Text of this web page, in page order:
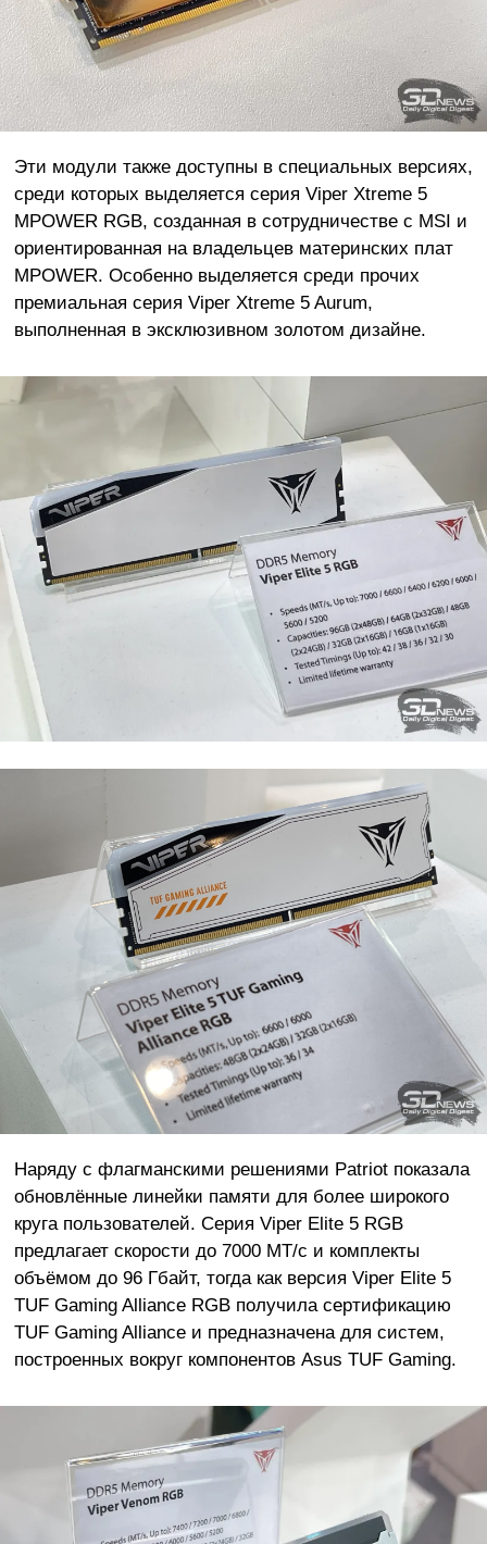
Эти модули также доступны в специальных версиях,
среди которых выделяется серия Viper Xtreme 5
MPOWER RGB, созданная в сотрудничестве с MSI и
ориентированная на владельцев материнских плат
MPOWER. Особенно выделяется среди прочих
премиальная серия Viper Xtreme 5 Aurum,
выполненная в эксклюзивном золотом дизайне.
Наряду с флагманскими решениями Patriot показала
обновлённые линейки памяти для более широкого
круга пользователей. Серия Viper Elite 5 RGB
предлагает скорости до 7000 МТ/с и комплекты
объёмом до 96 Гбайт, тогда как версия Viper Elite 5
TUF Gaming Alliance RGB получила сертификацию
TUF Gaming Alliance и предназначена для систем,
построенных вокруг компонентов Asus TUF Gaming.